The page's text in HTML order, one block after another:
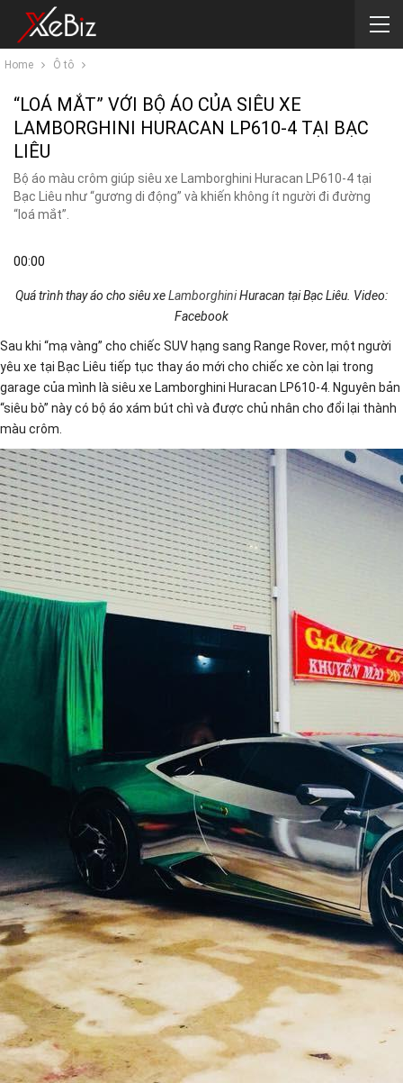
Home Ô tô
“LOÁ MẮT” VỚI BỘ ÁO CỦA SIÊU XE
LAMBORGHINI HURACAN LP610-4 TẠI BẠC
LIÊU
Bộ áo màu crôm giúp siêu xe Lamborghini Huracan LP610-4 tại
Bạc Liêu như “gương di động” và khiến không ít người đi đường
“loá mắt”.
00:00
Quá trình thay áo cho siêu xeLamborghiniHuracan tại Bạc Liêu. Video:
Facebook
Sau khi “mạ vàng” cho chiếc SUV hạng sang Range Rover, một người
yêu xe tại Bạc Liêu tiếp tục thay áo mới cho chiếc xe còn lại trong
garage của mình là siêu xe Lamborghini Huracan LP610-4. Nguyên bản
“siêu bò” này có bộ áo xám bút chì và được chủ nhân cho đổi lại thành
màu crôm.